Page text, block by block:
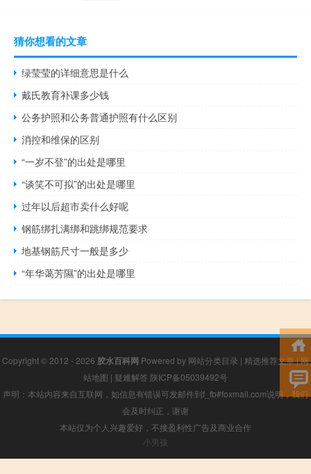
猜你想看的文章
绿莹莹的详细意思是什么
戴氏教育补课多少钱
公务护照和公务普通护照有什么区别
消控和维保的区别
“一岁不登”的出处是哪里
“谈笑不可拟”的出处是哪里
过年以后超市卖什么好呢
钢筋绑扎满绑和跳绑规范要求
地基钢筋尺寸一般是多少
“年华蔼芳隰”的出处是哪里
Copyright © 2012 - 2026 胶水百科网 Powered by 网站分类目录 | 精选推荐文章|网
站地图 | 疑难解答 陕ICP备05039492号
声明：本站内容来自互联网，如信息有错误可发邮件到f_fb#foxmail.com说明，我们
会及时纠正，谢谢
本站仅为个人兴趣爱好，不接盈利性广告及商业合作
小男孩